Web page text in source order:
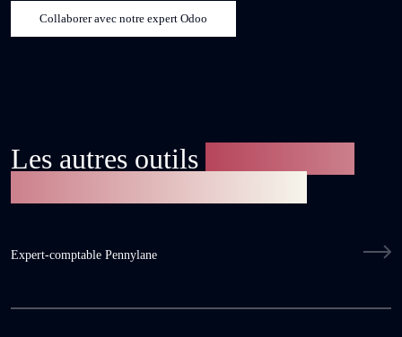
Collaborer avec notre expert Odoo
Les autres outils
Expert-comptable Pennylane